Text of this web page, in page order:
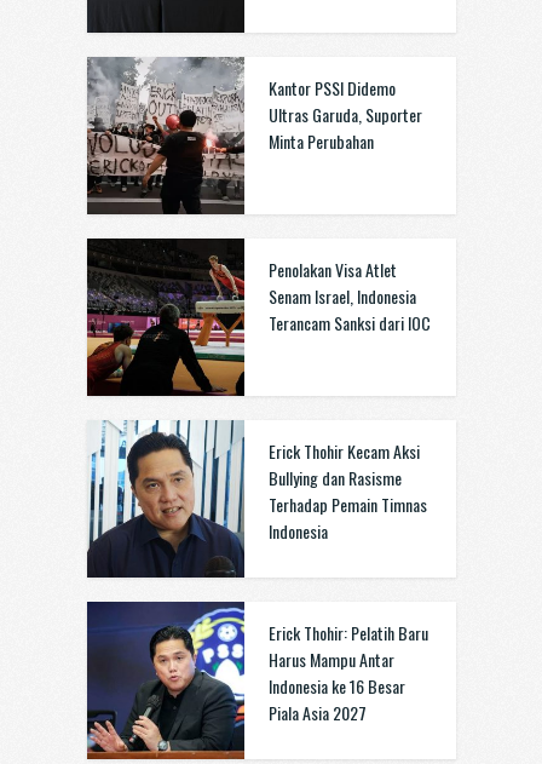
Kantor PSSI Didemo
Ultras Garuda, Suporter
Minta Perubahan
Penolakan Visa Atlet
Senam Israel, Indonesia
Terancam Sanksi dari IOC
Erick Thohir Kecam Aksi
Bullying dan Rasisme
Terhadap Pemain Timnas
Indonesia
Erick Thohir: Pelatih Baru
Harus Mampu Antar
Indonesia ke 16 Besar
Piala Asia 2027